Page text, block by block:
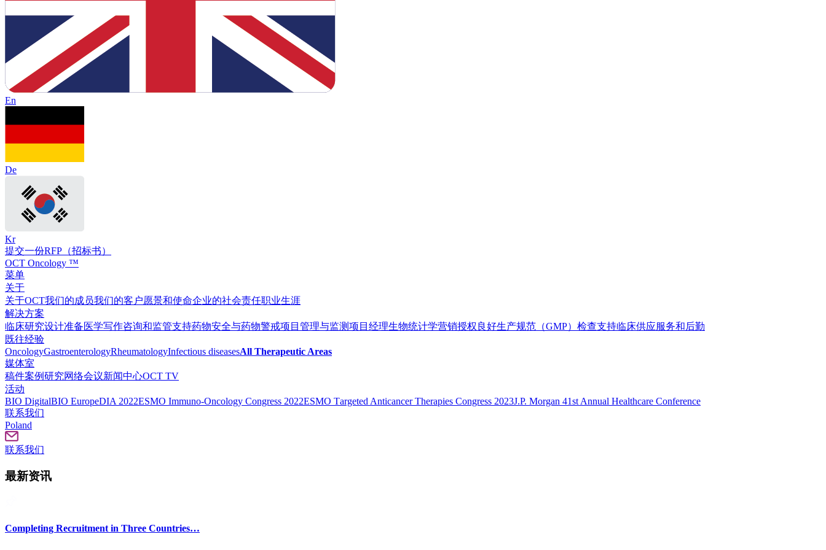
En
De
Kr
提交一份RFP（招标书）
OCT Oncology ™
菜单
关于
关于OCT我们的成员我们的客户愿景和使命企业的社会责任职业生涯
解决方案
临床研究设计准备医学写作咨询和监管支持药物安全与药物警戒项目管理与监测项目经理生物统计学营销授权良好生产规范（GMP）检查支持临床供应服务和后勤
既往经验
OncologyGastroenterologyRheumatologyInfectious diseasesAll Therapeutic Areas
媒体室
稿件案例研究网络会议新闻中心OCT TV
活动
BIO DigitalBIO EuropeDIA 2022ESMO Immuno-Oncology Congress 2022ESMO Тargeted Anticancer Therapies Congress 2023J.P. Morgan 41st Annual Healthcare Conference
联系我们
Poland
联系我们
最新资讯
Completing Recruitment in Three Countries…